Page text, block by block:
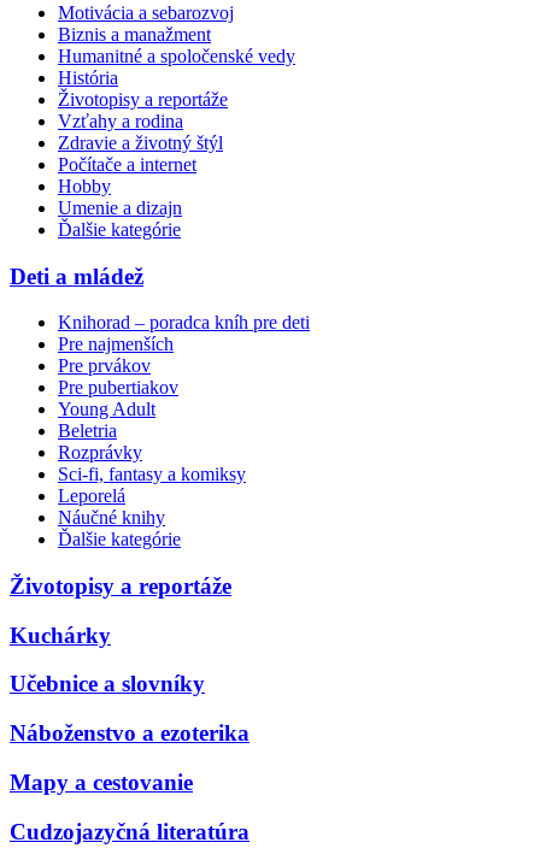
Motivácia a sebarozvoj
Biznis a manažment
Humanitné a spoločenské vedy
História
Životopisy a reportáže
Vzťahy a rodina
Zdravie a životný štýl
Počítače a internet
Hobby
Umenie a dizajn
Ďalšie kategórie
Deti a mládež
Knihorad – poradca kníh pre deti
Pre najmenších
Pre prvákov
Pre pubertiakov
Young Adult
Beletria
Rozprávky
Sci-fi, fantasy a komiksy
Leporelá
Náučné knihy
Ďalšie kategórie
Životopisy a reportáže
Kuchárky
Učebnice a slovníky
Náboženstvo a ezoterika
Mapy a cestovanie
Cudzojazyčná literatúra